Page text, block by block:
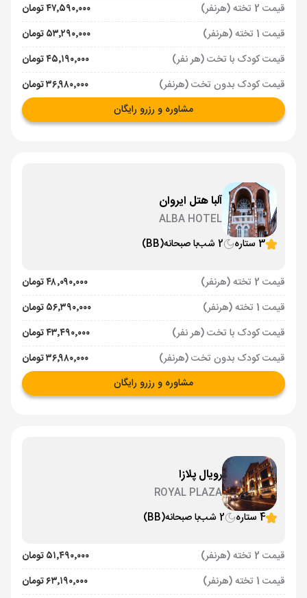
قیمت 2 تخته (هرنفر)
۴۷٬۵۹۰٬۰۰۰ تومان
قیمت 1 تخته (هرنفر)
۵۳٬۲۹۰٬۰۰۰ تومان
قیمت کودک با تخت (هر نفر)
۴۵٬۱۹۰٬۰۰۰ تومان
قیمت کودک بدون تخت (هرنفر)
۳۶٬۹۸۰٬۰۰۰ تومان
مشاوره و رزرو رایگان
آلبا هتل ایروان
ALBA HOTEL
3 ستاره
2 شب با صبحانه(BB)
قیمت 2 تخته (هرنفر)
۴۸٬۰۹۰٬۰۰۰ تومان
قیمت 1 تخته (هرنفر)
۵۶٬۳۹۰٬۰۰۰ تومان
قیمت کودک با تخت (هر نفر)
۴۳٬۴۹۰٬۰۰۰ تومان
قیمت کودک بدون تخت (هرنفر)
۳۶٬۹۸۰٬۰۰۰ تومان
مشاوره و رزرو رایگان
رویال پلازا
ROYAL PLAZA
4 ستاره
2 شب با صبحانه(BB)
قیمت 2 تخته (هرنفر)
۵۱٬۴۹۰٬۰۰۰ تومان
قیمت 1 تخته (هرنفر)
۶۳٬۱۹۰٬۰۰۰ تومان